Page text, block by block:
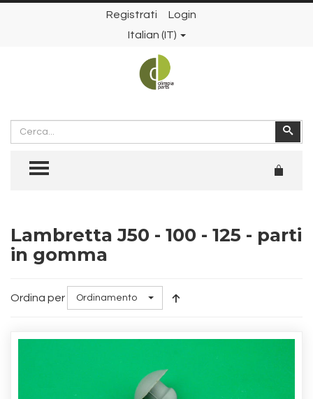
Registrati
Login
Italian (IT)
Cerca
TOGGLE MENU
Lambretta J50 - 100 - 125 - parti
in gomma
Ordina per Ordinamento